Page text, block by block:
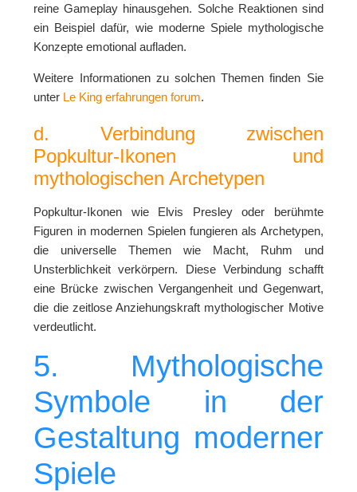
reine Gameplay hinausgehen. Solche Reaktionen sind
ein Beispiel dafür, wie moderne Spiele mythologische
Konzepte emotional aufladen.
Weitere Informationen zu solchen Themen finden Sie
unter Le King erfahrungen forum.
d. Verbindung zwischen
Popkultur-Ikonen und
mythologischen Archetypen
Popkultur-Ikonen wie Elvis Presley oder berühmte
Figuren in modernen Spielen fungieren als Archetypen,
die universelle Themen wie Macht, Ruhm und
Unsterblichkeit verkörpern. Diese Verbindung schafft
eine Brücke zwischen Vergangenheit und Gegenwart,
die die zeitlose Anziehungskraft mythologischer Motive
verdeutlicht.
5. Mythologische
Symbole in der
Gestaltung moderner
Spiele